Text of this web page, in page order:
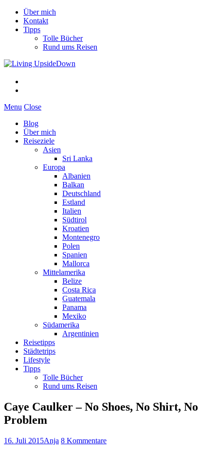
Über mich
Kontakt
Tipps
Tolle Bücher
Rund ums Reisen
Menu Close
Blog
Über mich
Reiseziele
Asien
Sri Lanka
Europa
Albanien
Balkan
Deutschland
Estland
Italien
Südtirol
Kroatien
Montenegro
Polen
Spanien
Mallorca
Mittelamerika
Belize
Costa Rica
Guatemala
Panama
Mexiko
Südamerika
Argentinien
Reisetipps
Städtetrips
Lifestyle
Tipps
Tolle Bücher
Rund ums Reisen
Caye Caulker – No Shoes, No Shirt, No
Problem
16. Juli 2015Anja 8 Kommentare